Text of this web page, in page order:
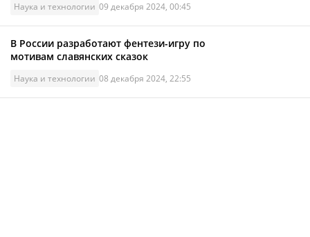
Наука и технологии 09 декабря 2024, 00:45
В России разработают фентези-игру по
мотивам славянских сказок
Наука и технологии 08 декабря 2024, 22:55